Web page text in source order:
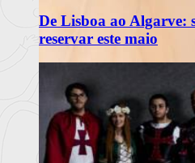
De Lisboa ao Algarve:
reservar este maio